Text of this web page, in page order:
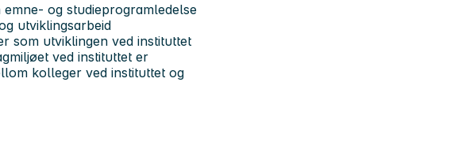
og studieprogramledelse
utviklingsarbeid
som utviklingen ved instituttet
ved instituttet er
kolleger ved instituttet og